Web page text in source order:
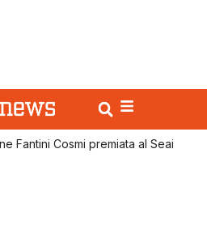
Fantini Cosmi premiata al Seai